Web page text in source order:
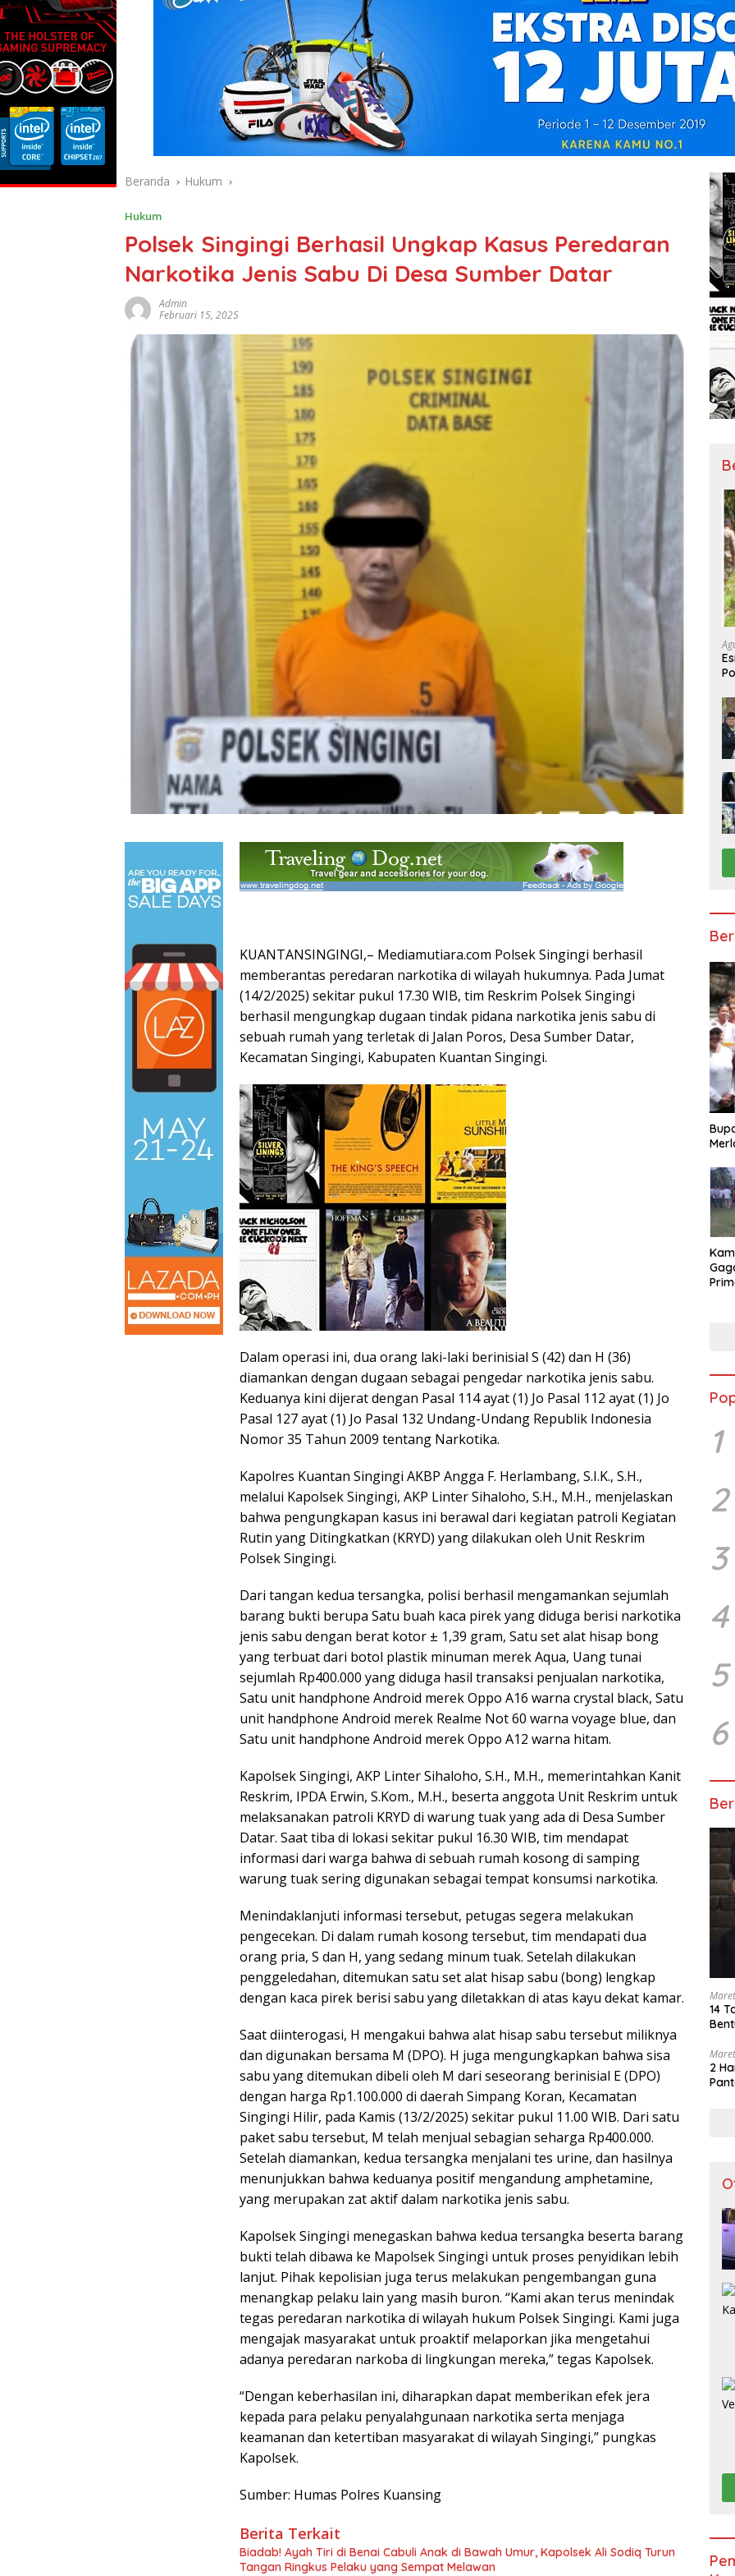
Beranda Hukum
Hukum
Polsek Singingi Berhasil Ungkap Kasus Peredaran
Narkotika Jenis Sabu Di Desa Sumber Datar
Admin
Februari 15, 2025
KUANTANSINGINGI,– Mediamutiara.com Polsek Singingi berhasil
memberantas peredaran narkotika di wilayah hukumnya. Pada Jumat
(14/2/2025) sekitar pukul 17.30 WIB, tim Reskrim Polsek Singingi
berhasil mengungkap dugaan tindak pidana narkotika jenis sabu di
sebuah rumah yang terletak di Jalan Poros, Desa Sumber Datar,
Kecamatan Singingi, Kabupaten Kuantan Singingi.
Dalam operasi ini, dua orang laki-laki berinisial S (42) dan H (36)
diamankan dengan dugaan sebagai pengedar narkotika jenis sabu.
Keduanya kini dijerat dengan Pasal 114 ayat (1) Jo Pasal 112 ayat (1) Jo
Pasal 127 ayat (1) Jo Pasal 132 Undang-Undang Republik Indonesia
Nomor 35 Tahun 2009 tentang Narkotika.
Kapolres Kuantan Singingi AKBP Angga F. Herlambang, S.I.K., S.H.,
melalui Kapolsek Singingi, AKP Linter Sihaloho, S.H., M.H., menjelaskan
bahwa pengungkapan kasus ini berawal dari kegiatan patroli Kegiatan
Rutin yang Ditingkatkan (KRYD) yang dilakukan oleh Unit Reskrim
Polsek Singingi.
Dari tangan kedua tersangka, polisi berhasil mengamankan sejumlah
barang bukti berupa Satu buah kaca pirek yang diduga berisi narkotika
jenis sabu dengan berat kotor ± 1,39 gram, Satu set alat hisap bong
yang terbuat dari botol plastik minuman merek Aqua, Uang tunai
sejumlah Rp400.000 yang diduga hasil transaksi penjualan narkotika,
Satu unit handphone Android merek Oppo A16 warna crystal black, Satu
unit handphone Android merek Realme Not 60 warna voyage blue, dan
Satu unit handphone Android merek Oppo A12 warna hitam.
Kapolsek Singingi, AKP Linter Sihaloho, S.H., M.H., memerintahkan Kanit
Reskrim, IPDA Erwin, S.Kom., M.H., beserta anggota Unit Reskrim untuk
melaksanakan patroli KRYD di warung tuak yang ada di Desa Sumber
Datar. Saat tiba di lokasi sekitar pukul 16.30 WIB, tim mendapat
informasi dari warga bahwa di sebuah rumah kosong di samping
warung tuak sering digunakan sebagai tempat konsumsi narkotika.
Menindaklanjuti informasi tersebut, petugas segera melakukan
pengecekan. Di dalam rumah kosong tersebut, tim mendapati dua
orang pria, S dan H, yang sedang minum tuak. Setelah dilakukan
penggeledahan, ditemukan satu set alat hisap sabu (bong) lengkap
dengan kaca pirek berisi sabu yang diletakkan di atas kayu dekat kamar.
Saat diinterogasi, H mengakui bahwa alat hisap sabu tersebut miliknya
dan digunakan bersama M (DPO). H juga mengungkapkan bahwa sisa
sabu yang ditemukan dibeli oleh M dari seseorang berinisial E (DPO)
dengan harga Rp1.100.000 di daerah Simpang Koran, Kecamatan
Singingi Hilir, pada Kamis (13/2/2025) sekitar pukul 11.00 WIB. Dari satu
paket sabu tersebut, M telah menjual sebagian seharga Rp400.000.
Setelah diamankan, kedua tersangka menjalani tes urine, dan hasilnya
menunjukkan bahwa keduanya positif mengandung amphetamine,
yang merupakan zat aktif dalam narkotika jenis sabu.
Kapolsek Singingi menegaskan bahwa kedua tersangka beserta barang
bukti telah dibawa ke Mapolsek Singingi untuk proses penyidikan lebih
lanjut. Pihak kepolisian juga terus melakukan pengembangan guna
menangkap pelaku lain yang masih buron. “Kami akan terus menindak
tegas peredaran narkotika di wilayah hukum Polsek Singingi. Kami juga
mengajak masyarakat untuk proaktif melaporkan jika mengetahui
adanya peredaran narkoba di lingkungan mereka,” tegas Kapolsek.
“Dengan keberhasilan ini, diharapkan dapat memberikan efek jera
kepada para pelaku penyalahgunaan narkotika serta menjaga
keamanan dan ketertiban masyarakat di wilayah Singingi,” pungkas
Kapolsek.
Sumber: Humas Polres Kuansing
Berita Terkait
Biadab! Ayah Tiri di Benai Cabuli Anak di Bawah Umur, Kapolsek Ali Sodiq Turun
Tangan Ringkus Pelaku yang Sempat Melawan
1
2
3
4
5
6
14
2